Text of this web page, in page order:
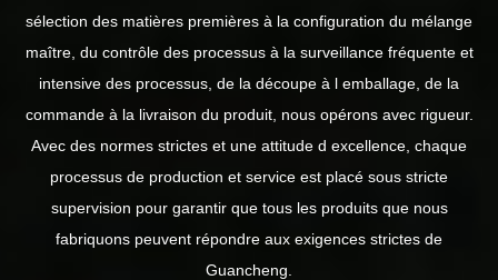
sélection des matières premières à la configuration du mélange
maître, du contrôle des processus à la surveillance fréquente et
intensive des processus, de la découpe à l emballage, de la
commande à la livraison du produit, nous opérons avec rigueur.
Avec des normes strictes et une attitude d excellence, chaque
processus de production et service est placé sous stricte
supervision pour garantir que tous les produits que nous
fabriquons peuvent répondre aux exigences strictes de
Guancheng.